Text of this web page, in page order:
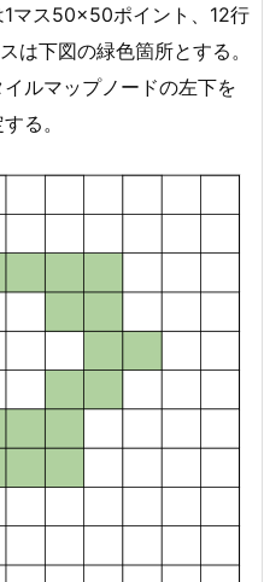
マス50×50ポイント、12行
は下図の緑色箇所とする。
ルマップノードの左下を
る。